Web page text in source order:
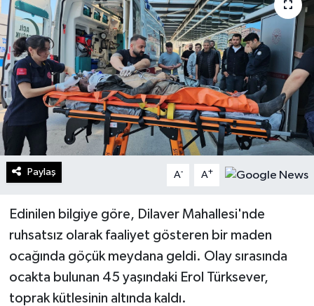
Paylaş A- A+
Edinilen bilgiye göre, Dilaver Mahallesi'nde
ruhsatsız olarak faaliyet gösteren bir maden
ocağında göçük meydana geldi. Olay sırasında
ocakta bulunan 45 yaşındaki Erol Türksever,
toprak kütlesinin altında kaldı.